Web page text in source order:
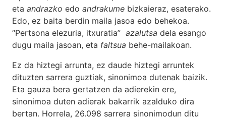
eta andrazko edo andrakume bizkaieraz, esaterako.
Edo, ez baita berdin maila jasoa edo behekoa.
“Pertsona elezuria, itxuratia” azalutsa dela esango
dugu maila jasoan, eta faltsua behe-mailakoan.
Ez da hiztegi arrunta, ez daude hiztegi arruntek
dituzten sarrera guztiak, sinonimoa dutenak baizik.
Eta gauza bera gertatzen da adierekin ere,
sinonimoa duten adierak bakarrik azalduko dira
bertan. Horrela, 26.098 sarrera sinonimodun ditu